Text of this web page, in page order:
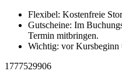
Flexibel: Kostenfreie
Gutscheine: Im
Termin mitbringen.
Wichtig: vor Kursbeginn
1777529906